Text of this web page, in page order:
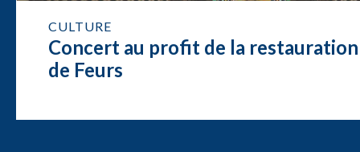
CULTURE
Concert au profit de la restauration
de Feurs